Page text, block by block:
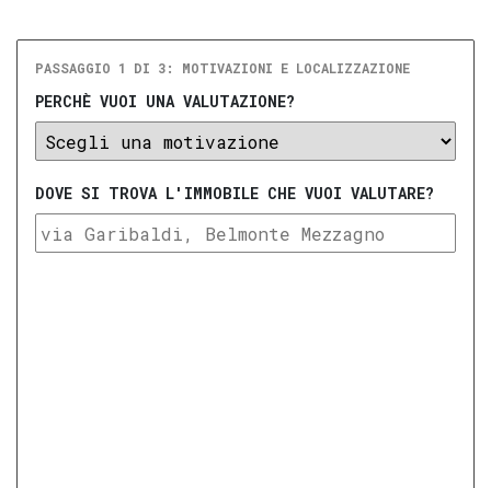
PASSAGGIO 1 DI 3: MOTIVAZIONI E LOCALIZZAZIONE
PERCHÈ VUOI UNA VALUTAZIONE?
DOVE SI TROVA L'IMMOBILE CHE VUOI VALUTARE?